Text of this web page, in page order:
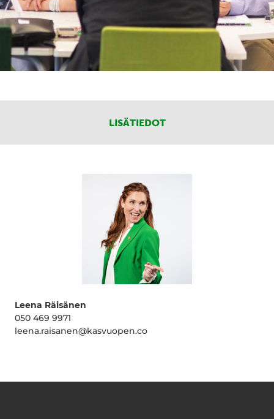
LISÄTIEDOT
Leena Räisänen
050 469 9971
leena.raisanen@kasvuopen.co